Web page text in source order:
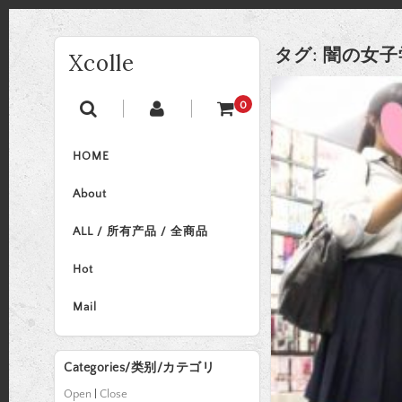
Xcolle
0
HOME
About
ALL / 所有产品 / 全商品
Hot
Mail
タグ: 闇の女
Categories/类别/カテゴリ
Open Close